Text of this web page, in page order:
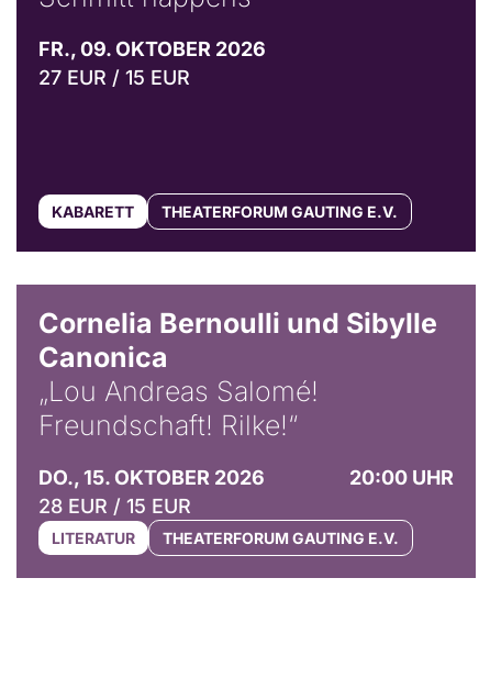
FR., 09. OKTOBER 2026
27 EUR / 15 EUR
KABARETT THEATERFORUM GAUTING E.V.
Cornelia Bernoulli und Sibylle
Canonica
„Lou Andreas Salomé!
Freundschaft! Rilke!“
DO., 15. OKTOBER 2026
20:00 UHR
28 EUR / 15 EUR
LITERATUR THEATERFORUM GAUTING E.V.